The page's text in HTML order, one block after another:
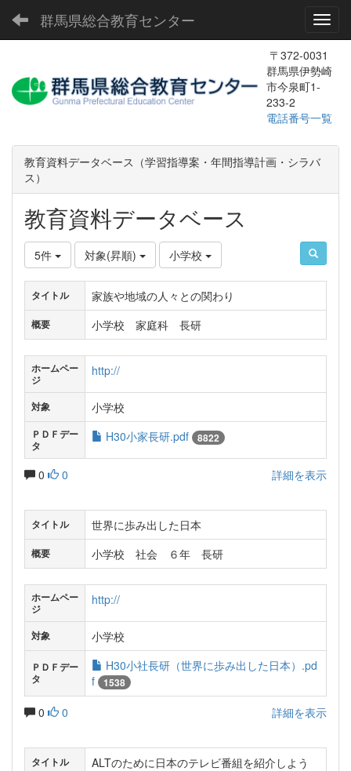
群馬県総合教育センター
〒372-0031
群馬県伊勢崎
市今泉町1-
233-2
電話番号一覧
教育資料データベース（学習指導案・年間指導計画・シラバ
ス）
教育資料データベース
5件 対象(昇順) 小学校
タイトル 家族や地域の人々との関わり
概要 小学校 家庭科 長研
ホームペー
ジ
http://
対象 小学校
ＰＤＦデー
タ
H30小家長研.pdf 8822
0 0 詳細を表示
タイトル 世界に歩み出した日本
概要 小学校 社会 ６年 長研
ホームペー
ジ
http://
対象 小学校
ＰＤＦデー
タ
H30小社長研（世界に歩み出した日本）.pd
f
1538
0 0 詳細を表示
タイトル ALTのために日本のテレビ番組を紹介しよう